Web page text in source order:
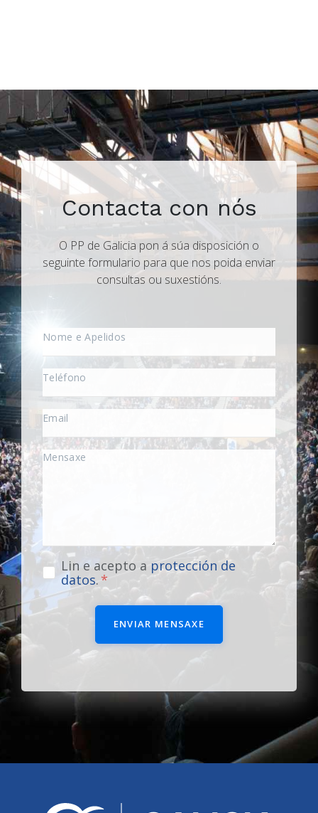
Contacta con nós
O PP de Galicia pon á súa disposición o
seguinte formulario para que nos poida enviar
consultas ou suxestións.
Lin e acepto a protección de
datos.
ENVIAR MENSAXE